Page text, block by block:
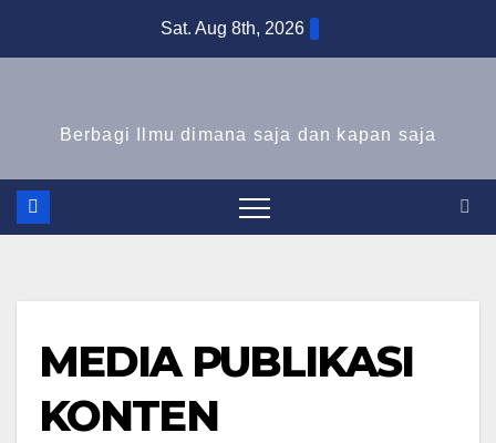
Sat. Aug 8th, 2026
Berbagi Ilmu dimana saja dan kapan saja
MEDIA PUBLIKASI
KONTEN